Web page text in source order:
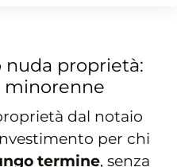
proprietà:
minorenne
dal notaio
per chi
termine, senza